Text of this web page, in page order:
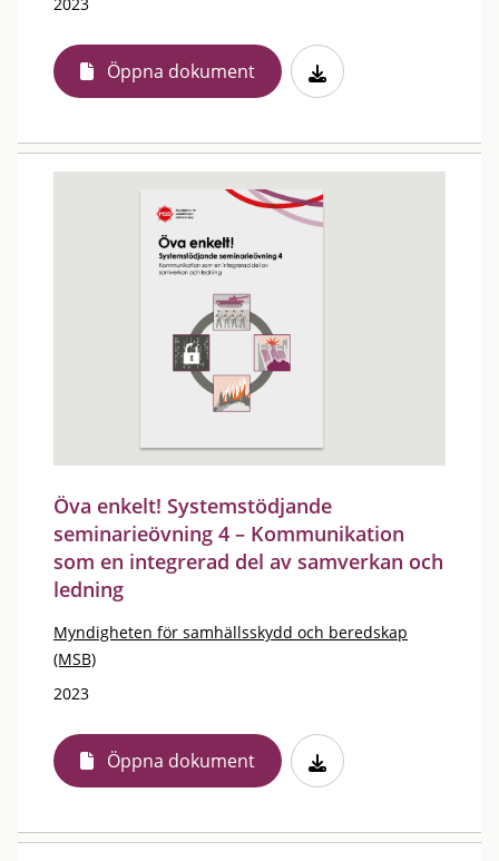
Öppna dokument
Öva enkelt! Systemstödjande
seminarieövning 4 – Kommunikation
som en integrerad del av samverkan och
ledning
Myndigheten för samhällsskydd och beredskap
(MSB)
2023
Öppna dokument